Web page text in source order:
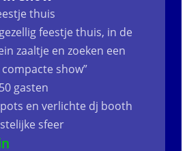
feestje thuis, in de
zaaltje en zoeken een
show”
gasten
en verlichte dj booth
sfeer